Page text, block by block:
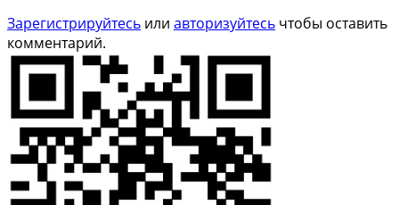
Зарегистрируйтесь или авторизуйтесь чтобы оставить
комментарий.